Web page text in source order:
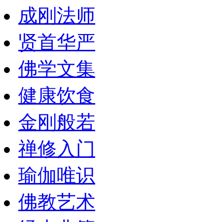
成刚法师
贤首华严
佛学文集
健康饮食
金刚般若
禅修入门
瑜伽唯识
佛教艺术